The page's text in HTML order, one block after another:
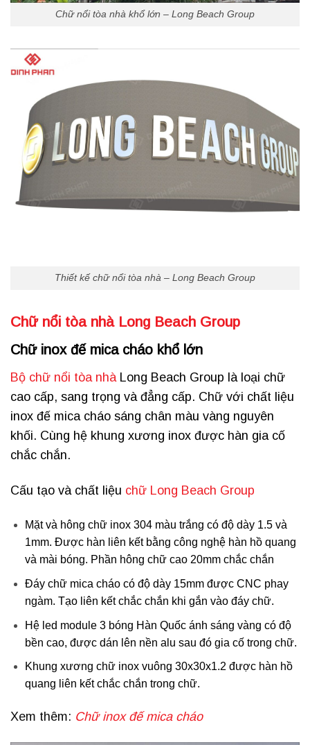
Chữ nổi tòa nhà khổ lớn – Long Beach Group
Thiết kế chữ nổi tòa nhà – Long Beach Group
Chữ nổi tòa nhà Long Beach Group
Chữ inox đế mica cháo khổ lớn
Bộ chữ nổi tòa nhà Long Beach Group là loại chữ
cao cấp, sang trọng và đẳng cấp. Chữ với chất liệu
inox đế mica cháo sáng chân màu vàng nguyên
khối. Cùng hệ khung xương inox được hàn gia cố
chắc chắn.
Cấu tạo và chất liệu chữ Long Beach Group
Mặt và hông chữ inox 304 màu trắng có độ dày 1.5 và
1mm. Được hàn liên kết bằng công nghệ hàn hồ quang
và mài bóng. Phần hông chữ cao 20mm chắc chắn
Đáy chữ mica cháo có độ dày 15mm được CNC phay
ngàm. Tạo liên kết chắc chắn khi gắn vào đáy chữ.
Hệ led module 3 bóng Hàn Quốc ánh sáng vàng có độ
bền cao, được dán lên nền alu sau đó gia cố trong chữ.
Khung xương chữ inox vuông 30x30x1.2 được hàn hồ
quang liên kết chắc chắn trong chữ.
Xem thêm: Chữ inox đế mica cháo